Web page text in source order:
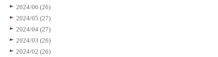
2024/06 (26)
2024/05 (27)
2024/04 (27)
2024/03 (26)
2024/02 (26)